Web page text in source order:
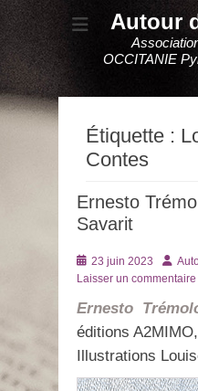
Autour
OCCITANIE
Étiquette :
Contes
Ernesto
Savarit
Posté
le
23 juin 2023 Auteur
Laisser un commentaire
Ernesto Trémol
éditions
Illustrations